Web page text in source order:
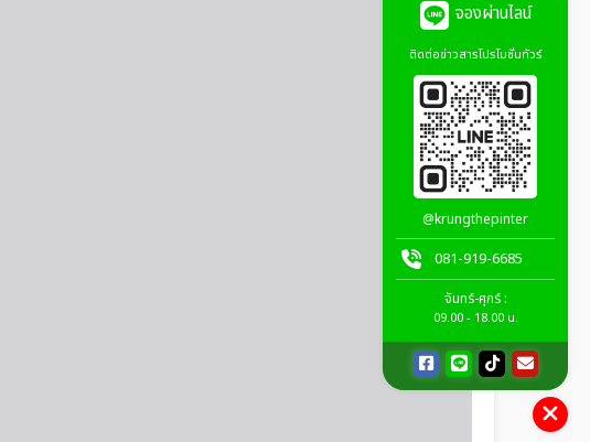
จองผ่านไลน์
ติดต่อข่าวสารโปรโมชั่นทัวร์
@krungthepinter
081-919-6685
จันทร์-ศุกร์ :
09.00 - 18.00 น.